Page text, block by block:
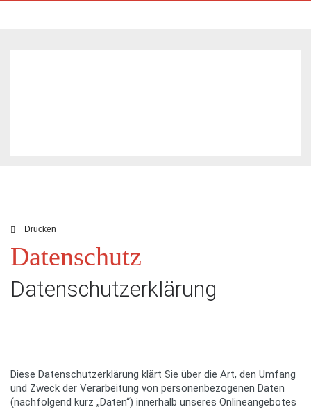
Drucken
Datenschutz
Datenschutzerklärung
Diese Datenschutzerklärung klärt Sie über die Art, den Umfang
und Zweck der Verarbeitung von personenbezogenen Daten
(nachfolgend kurz „Daten“) innerhalb unseres Onlineangebotes